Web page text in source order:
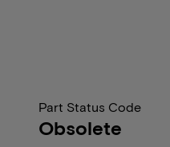
Part Status Code
Obsolete